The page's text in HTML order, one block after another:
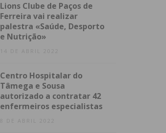
Lions Clube de Paços de
Ferreira vai realizar
palestra «Saúde, Desporto
e Nutrição»
14 DE ABRIL 2022
Centro Hospitalar do
Tâmega e Sousa
autorizado a contratar 42
enfermeiros especialistas
8 DE ABRIL 2022